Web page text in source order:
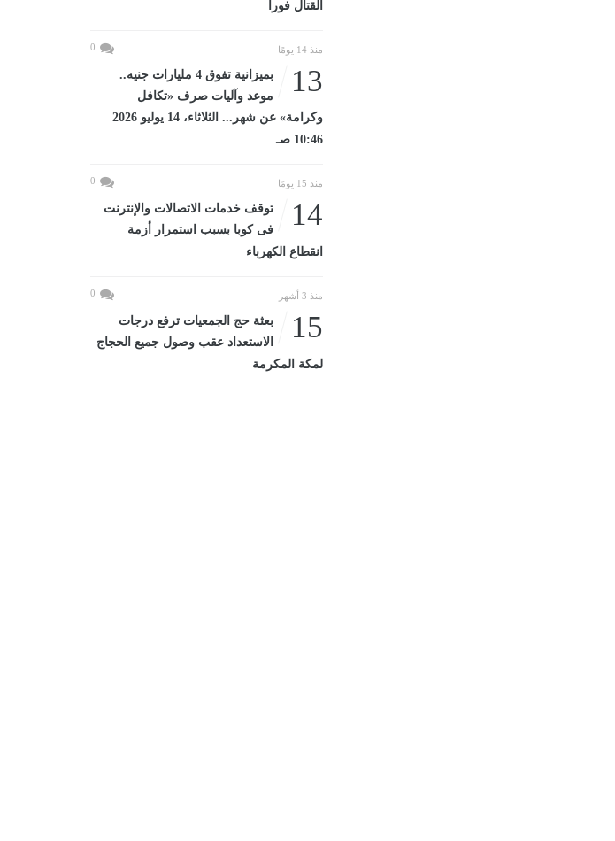
القتال فورا
منذ 14 يومًا 0
13
بميزانية تفوق 4 مليارات جنيه..
موعد وآليات صرف «تكافل
وكرامة» عن شهر... الثلاثاء، 14 يوليو 2026
10:46 صـ
منذ 15 يومًا 0
14
توقف خدمات الاتصالات والإنترنت
فى كوبا بسبب استمرار أزمة
انقطاع الكهرباء
منذ 3 أشهر 0
15
بعثة حج الجمعيات ترفع درجات
الاستعداد عقب وصول جميع الحجاج
لمكة المكرمة